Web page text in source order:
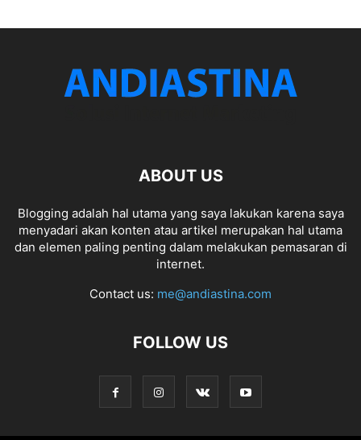
ABOUT US
Blogging adalah hal utama yang saya lakukan karena saya
menyadari akan konten atau artikel merupakan hal utama
dan elemen paling penting dalam melakukan pemasaran di
internet.
Contact us: me@andiastina.com
FOLLOW US